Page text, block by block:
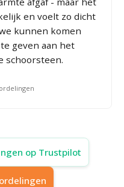
en voelt zo dicht
kunnen komen
geven aan het
schoorsteen.
op Trustpilot